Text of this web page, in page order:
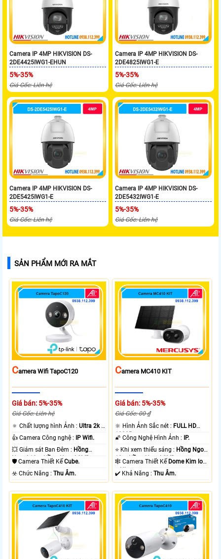
Camera IP 4MP HIKVISION DS-
2DE4425IWG1-EHUN
5%-35%
Giá Gốc: Liên hệ
Camera IP 4MP HIKVISION DS-
2DE4825IWG1-E
5%-35%
Giá Gốc: Liên hệ
Camera IP 4MP HIKVISION DS-
2DE5425IWG1-E
5%-35%
Giá Gốc: Liên hệ
Camera IP 4MP HIKVISION DS-
2DE5432IWG1-E
5%-35%
Giá Gốc: Liên hệ
SẢN PHẨM MỚI RA MẮT
CAmera Wifi TapoC120
Giá bán: 5%-35%
Giá Gốc: Liên hệ
🔅 Chất lượng hình Ảnh :Ultra 2k +
.
👍 Camera Công nghệ :
IP Wifi.
💥 Giám sát Ban Đêm : Hồng
Ngoại 10m Hồng Ngoại SMD.
🛡 Camera Thiết KếCube.
️☣️ Chức Năng :Thu Âm.
CAmera MC410 KIT
Giá bán: 5%-35%
Giá Gốc: 00 ₫
🔆 Hình Ảnh Sắc nét : FULL HD
1080P .
🌠 Công Nghệ Hình Ảnh :
IP.
⭐ Khi xem thiếu sáng : Hồng Ngoại
10m Hồng Ngoại SMD.
🕸️ Camera Thiết Kế Dome Kim loại
+ Nhựa.
️✔️ Khả Năng :Thu Âm.